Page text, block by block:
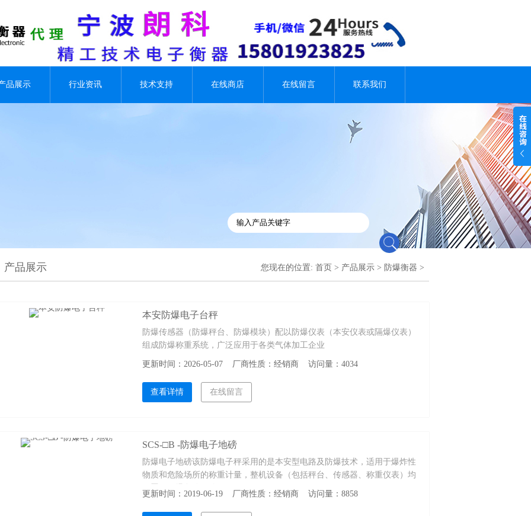
品展示 行业资讯 技术支持 在线商店 在线留言 联系我们
产品展示 您现在的位置: 首页 > 产品展示 > 防爆衡器 >
本安防爆电子台秤
防爆传感器（防爆秤台、防爆模块）配以防爆仪表（本安仪表或隔爆仪表）
组成防爆称重系统，广泛应用于各类气体加工企业
更新时间：2026-05-07 厂商性质：经销商 访问量：4034
查看详情 在线留言
SCS-□B -防爆电子地磅
防爆电子地磅该防爆电子秤采用的是本安型电路及防爆技术，适用于爆炸性
物质和危险场所的称重计量，整机设备（包括秤台、传感器、称重仪表）均
可置于易爆危险区使用。
更新时间：2019-06-19 厂商性质：经销商 访问量：8858